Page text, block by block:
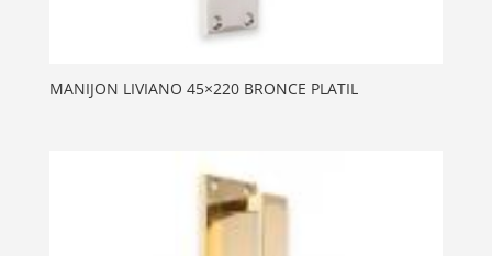
MANIJON LIVIANO 45×220 BRONCE PLATIL